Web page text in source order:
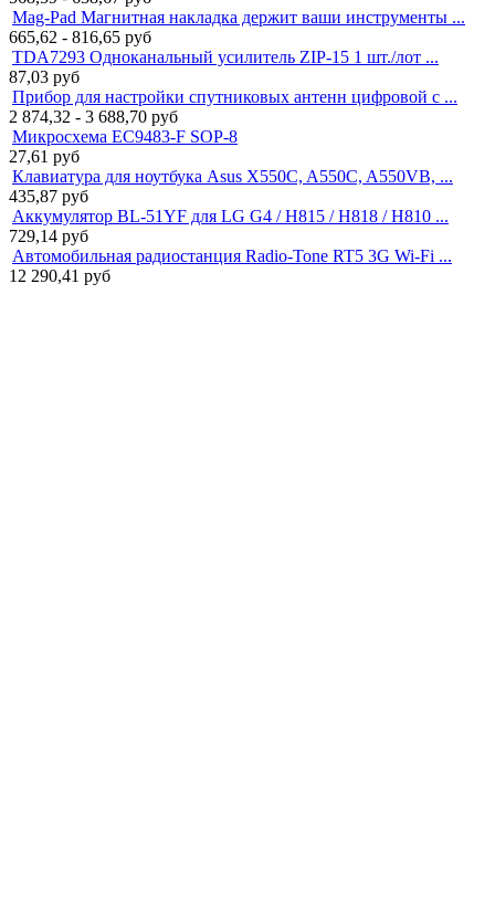
Mag-Pad Магнитная накладка держит ваши инструменты ...
665,62 - 816,65 руб
TDA7293 Одноканальный усилитель ZIP-15 1 шт./лот ...
87,03 руб
Прибор для настройки спутниковых антенн цифровой с ...
2 874,32 - 3 688,70 руб
Микросхема EC9483-F SOP-8
27,61 руб
Клавиатура для ноутбука Asus X550C, A550C, A550VB, ...
435,87 руб
Аккумулятор BL-51YF для LG G4 / H815 / H818 / H810 ...
729,14 руб
Автомобильная радиостанция Radio-Tone RT5 3G Wi-Fi ...
12 290,41 руб